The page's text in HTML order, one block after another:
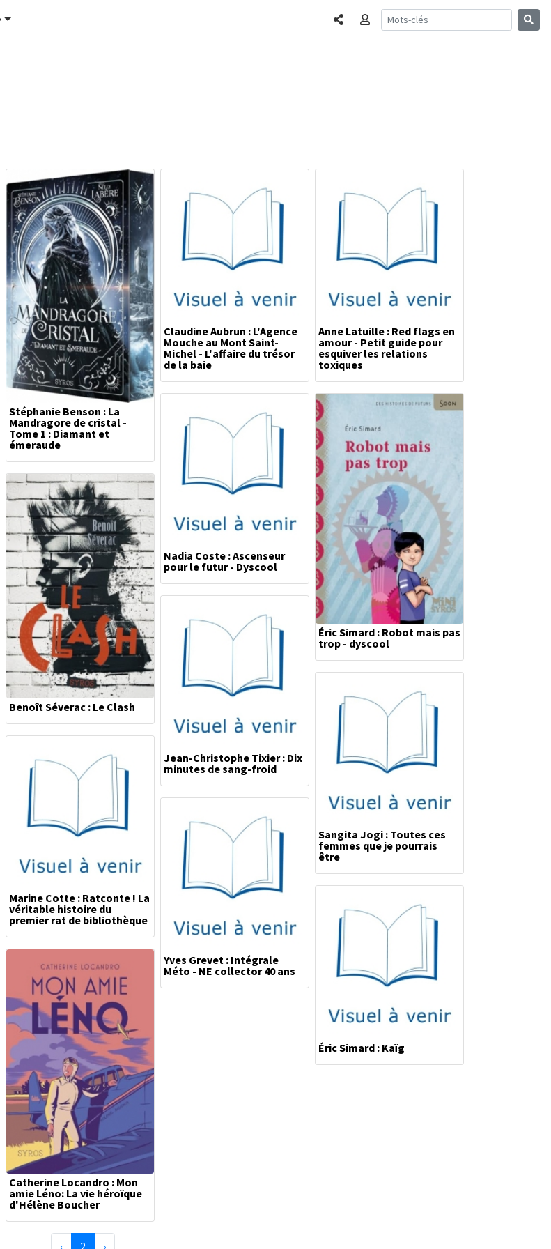
Plus PartagerConnexion
Stéphanie Benson : La
Mandragore de cristal -
Tome 1 : Diamant et
émeraude
Claudine Aubrun : L'Agence
Mouche au Mont Saint-
Michel - L'affaire du trésor
de la baie
Anne Latuille : Red flags en
amour - Petit guide pour
esquiver les relations
toxiques
Nadia Coste : Ascenseur
pour le futur - Dyscool
Éric Simard : Robot mais pas
trop - dyscool
Benoît Séverac : Le Clash
Jean-Christophe Tixier : Dix
minutes de sang-froid
Sangita Jogi : Toutes ces
femmes que je pourrais
être
Marine Cotte : Ratconte ! La
véritable histoire du
premier rat de bibliothèque
Yves Grevet : Intégrale
Méto - NE collector 40 ans
Éric Simard : Kaïg
Catherine Locandro : Mon
amie Léno: La vie héroïque
d'Hélène Boucher
‹Précédente
2 (page courante)
›Suivante